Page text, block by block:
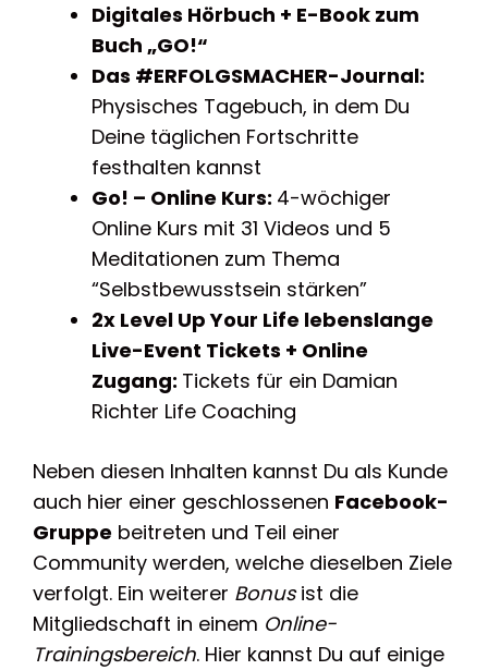
Digitales Hörbuch + E-Book zum
Buch „GO!“
Das #ERFOLGSMACHER-Journal:
Physisches Tagebuch, in dem Du
Deine täglichen Fortschritte
festhalten kannst
Go! – Online Kurs: 4-wöchiger
Online Kurs mit 31 Videos und 5
Meditationen zum Thema
“Selbstbewusstsein stärken”
2x Level Up Your Life lebenslange
Live-Event Tickets + Online
Zugang: Tickets für ein Damian
Richter Life Coaching
Neben diesen Inhalten kannst Du als Kunde
auch hier einer geschlossenen Facebook-
Gruppe beitreten und Teil einer
Community werden, welche dieselben Ziele
verfolgt. Ein weiterer Bonusist die
Mitgliedschaft in einem Online-
Trainingsbereich. Hier kannst Du auf einige